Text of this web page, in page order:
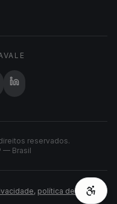
reservados.
— Brasil
, política de cookies